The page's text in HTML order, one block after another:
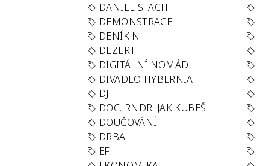
DANIEL STACH
DEMONSTRACE
DENÍK N
DEZERT
DIGITÁLNÍ NOMÁD
DIVADLO HYBERNIA
DJ
DOC. RNDR. JAK KUBEŠ
DOUČOVÁNÍ
DRBA
EF